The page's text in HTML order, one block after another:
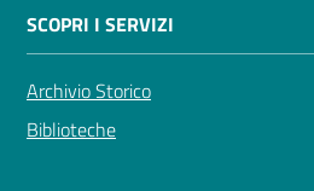
SCOPRI I SERVIZI
Archivio Storico
Biblioteche